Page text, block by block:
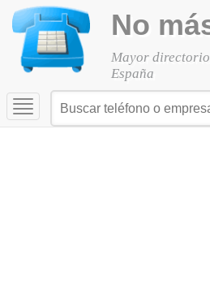
No
Mayor directorio
España
Toggle
navigation